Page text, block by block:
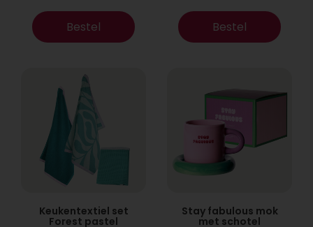
Bestel Bestel
Keukentextiel set
Forest pastel
Stay fabulous mok
met schotel